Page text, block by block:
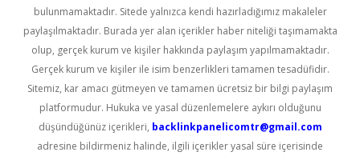
bulunmamaktadır. Sitede yalnızca kendi hazırladığımız makaleler
paylaşılmaktadır. Burada yer alan içerikler haber niteliği taşımamakta
olup, gerçek kurum ve kişiler hakkında paylaşım yapılmamaktadır.
Gerçek kurum ve kişiler ile isim benzerlikleri tamamen tesadüfidir.
Sitemiz, kar amacı gütmeyen ve tamamen ücretsiz bir bilgi paylaşım
platformudur. Hukuka ve yasal düzenlemelere aykırı olduğunu
düşündüğünüz içerikleri, backlinkpanelicomtr@gmail.com
adresine bildirmeniz halinde, ilgili içerikler yasal süre içerisinde